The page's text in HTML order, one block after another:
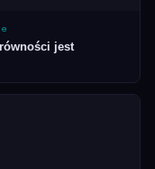
jest